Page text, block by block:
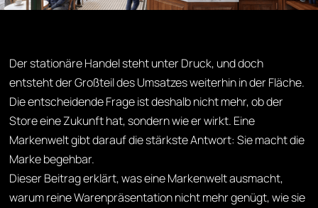
Der stationäre Handel steht unter Druck, und doch
entsteht der Großteil des Umsatzes weiterhin in der Fläche.
Die entscheidende Frage ist deshalb nicht mehr, ob der
Store eine Zukunft hat, sondern wie er wirkt. Eine
Markenwelt gibt darauf die stärkste Antwort: Sie macht die
Marke begehbar.
Dieser Beitrag erklärt, was eine Markenwelt ausmacht,
warum reine Warenpräsentation nicht mehr genügt, wie sie